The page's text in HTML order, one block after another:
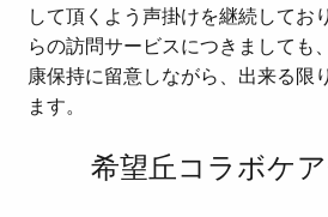
して頂くよう声掛けを継続してお
らの訪問サービスにつきましても
康保持に留意しながら、出来る限
ます。
希望丘コラボケ